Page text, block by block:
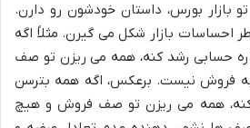
بورس، داستان خودشون رو دارن.
احساسات بازار شکل می گیرن. مثلاً اگه
حسابی رشد کنه، همه می ریزن تو صف
فروش نیست. برعکس، اگه همه بترسن
همه می ریزن تو صف فروش و هیچ